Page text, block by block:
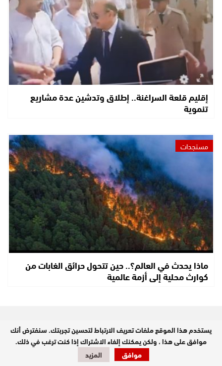
إقليم قلعة السراغنة.. إطلاق وتدشين عدة مشاريع
تنموية
مستجدات
ماذا يحدث في العالم؟.. حين تتحول حرائق الغابات من
كوارث محلية إلى أزمة عالمية
يستخدم هذا الموقع ملفات تعريف الارتباط لتحسين تجربتك. سنفترض أنك
موافق على هذا ، ولكن يمكنك إلغاء الاشتراك إذا كنت ترغب في ذلك.
موافق
المزيد